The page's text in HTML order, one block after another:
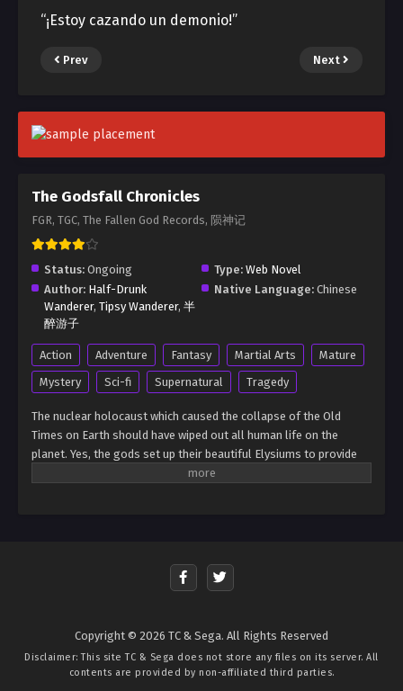
“¡Estoy cazando un demonio!”
Prev Next
The Godsfall Chronicles
FGR, TGC, The Fallen God Records, 陨神记
Status: Ongoing Type: Web Novel
Author: Half-Drunk
Wanderer, Tipsy Wanderer, 半
醉游子
Native Language: Chinese
Action Adventure Fantasy Martial Arts
Mature
Mystery
Sci-fi Supernatural Tragedy
The nuclear holocaust which caused the collapse of the Old
Times on Earth should have wiped out all human life on the
planet. Yes, the gods set up their beautiful Elysiums to provide
sanctuaries for their chosen, but by all rights everyone outside
destined to live out his life scrounging for scraps in the
wasteland ruins. Fate, however, is ever-fickle. A chance meeting
demonhunters and godslayers, and even gods and demons.
Cloudhawk would find his own place in a world that was far
greater than he had imagined, find his own path between the
Copyright © 2026 TC & Sega. All Rights Reserved
Disclaimer: This siteTC & Sega does not store any files on its server. All
contents are provided by non-affiliated third parties.